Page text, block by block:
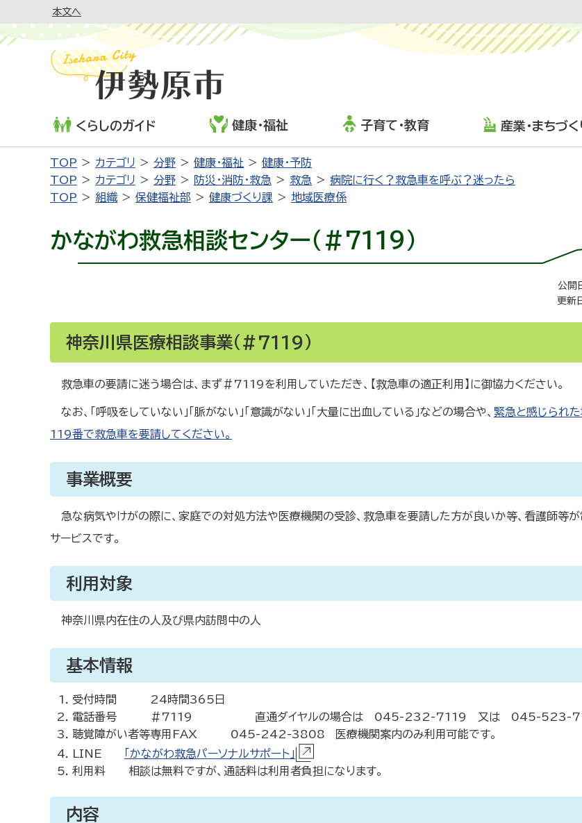
本文へ
くらしのガイド 健康・福祉 子育て・教育 産業・まちづく
TOP カテゴリ 分野 健康・福祉
健康・予防
TOP
カテゴリ 分野 防災・消防・救急 救急
病院に行く？救急車を呼ぶ？迷ったら
TOP
組織 保健福祉部 健康づくり課 地域医療係
かながわ救急相談センター（＃7119）
公開
更新
神奈川県医療相談事業（＃7119）
救急車の要請に迷う場合は、まず＃7119を利用していただき、【救急車の適正利用】に御協力ください。
なお、「呼吸をしていない」「脈がない」「意識がない」「大量に出血している」などの場合や、 緊急と感じられ
119番で救急車を要請してください。
事業概要
急な病気やけがの際に、家庭での対処方法や医療機関の受診、救急車を要請した方が良いか等、看護師等
サービスです。
利用対象
神奈川県内在住の人及び県内訪問中の人
基本情報
受付時間 24時間365日
電話番号 ＃7119 直通ダイヤルの場合は 045-232-7119 又は 045-523-
聴覚障がい者等専用FAX 045-242-3808 医療機関案内のみ利用可能です。
LINE
「かながわ救急パーソナルサポート」
利用料 相談は無料ですが、通話料は利用者負担になります。
内容